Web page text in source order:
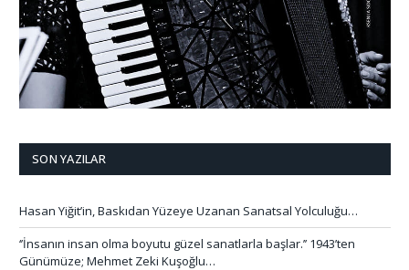
SON YAZILAR
Hasan Yiğit’in, Baskıdan Yüzeye Uzanan Sanatsal Yolculuğu…
‘’İnsanın insan olma boyutu güzel sanatlarla başlar.’’ 1943’ten
Günümüze; Mehmet Zeki Kuşoğlu…